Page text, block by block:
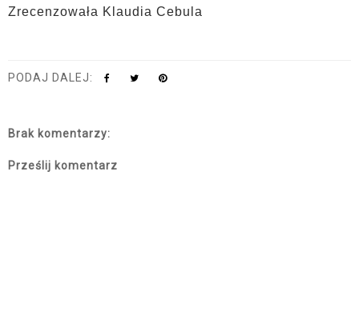
Zrecenzowała Klaudia Cebula
PODAJ DALEJ:
Brak komentarzy:
Prześlij komentarz